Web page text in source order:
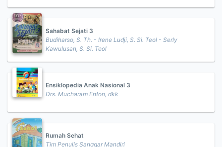
Sahabat Sejati 3
Budiharso, S. Th. - Irene Ludji, S. Si. Teol - Serly
Kawulusan, S. Si. Teol
Ensiklopedia Anak Nasional 3
Drs. Mucharam Enton, dkk
Rumah Sehat
Tim Penulis Sanggar Mandiri